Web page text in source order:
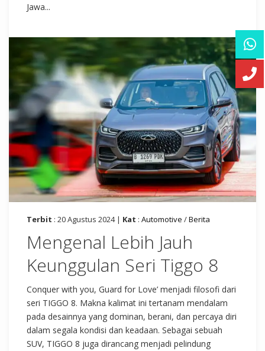
Jawa...
Terbit : 20 Agustus 2024 | Kat : Automotive /Berita
Mengenal Lebih Jauh
Keunggulan Seri Tiggo 8
Conquer with you, Guard for Love’ menjadi filosofi dari
seri TIGGO 8. Makna kalimat ini tertanam mendalam
pada desainnya yang dominan, berani, dan percaya diri
dalam segala kondisi dan keadaan. Sebagai sebuah
SUV, TIGGO 8 juga dirancang menjadi pelindung